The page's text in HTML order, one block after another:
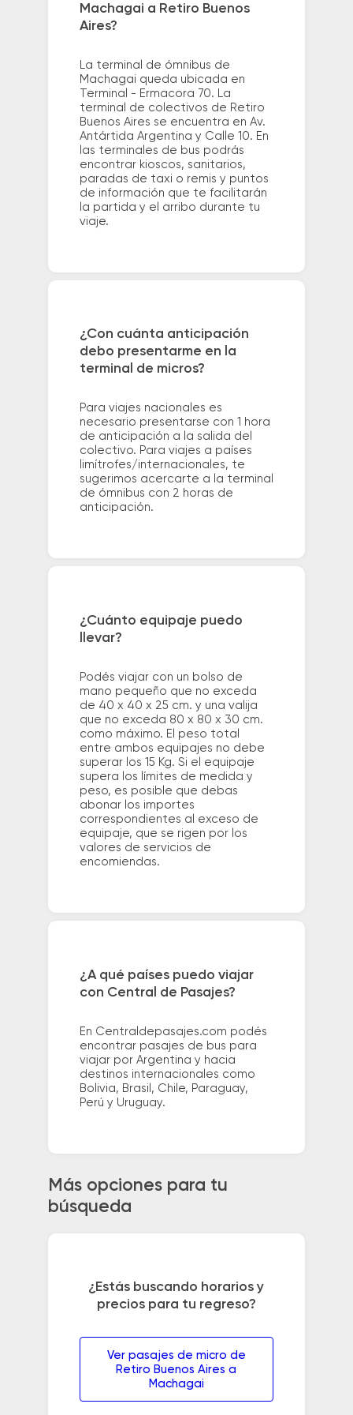
Machagai a Retiro Buenos
Aires?
La terminal de ómnibus de
Machagai queda ubicada en
Terminal - Ermacora 70. La
terminal de colectivos de Retiro
Buenos Aires se encuentra en Av.
Antártida Argentina y Calle 10. En
las terminales de bus podrás
encontrar kioscos, sanitarios,
paradas de taxi o remis y puntos
de información que te facilitarán
la partida y el arribo durante tu
viaje.
¿Con cuánta anticipación
debo presentarme en la
terminal de micros?
Para viajes nacionales es
necesario presentarse con 1 hora
de anticipación a la salida del
colectivo. Para viajes a países
limítrofes/internacionales, te
sugerimos acercarte a la terminal
de ómnibus con 2 horas de
anticipación.
¿Cuánto equipaje puedo
llevar?
Podés viajar con un bolso de
mano pequeño que no exceda
de 40 x 40 x 25 cm. y una valija
que no exceda 80 x 80 x 30 cm.
como máximo. El peso total
entre ambos equipajes no debe
superar los 15 Kg. Si el equipaje
supera los límites de medida y
peso, es posible que debas
abonar los importes
correspondientes al exceso de
equipaje, que se rigen por los
valores de servicios de
encomiendas.
¿A qué países puedo viajar
con Central de Pasajes?
En Centraldepasajes.com podés
encontrar pasajes de bus para
viajar por Argentina y hacia
destinos internacionales como
Bolivia, Brasil, Chile, Paraguay,
Perú y Uruguay.
Más opciones para tu
búsqueda
¿Estás buscando horarios y
precios para tu regreso?
Ver pasajes de micro de
Retiro Buenos Aires a
Machagai